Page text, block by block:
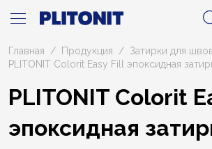
Главная Продукция
Затирки для
PLITONIT Colorit Easy Fill эпоксидная
PLITONIT Colorit
эпоксидная